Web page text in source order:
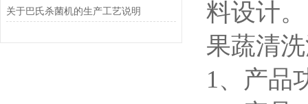
关于巴氏杀菌机的生产工艺说明
料设计。
果蔬清
1、产品